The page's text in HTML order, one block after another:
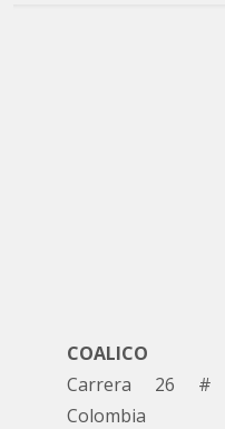
COALICO
Carrera 26 #
Colombia